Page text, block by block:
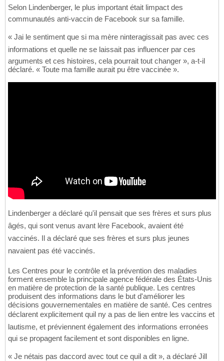
Selon Lindenberger, le plus important était limpact des
communautés anti-vaccin de Facebook sur sa famille.
« Jai le sentiment que si ma mère ninteragissait pas avec ces
informations et quelle ne se laissait pas influencer par ces
arguments et ces histoires, cela pourrait tout changer », a-t-il
déclaré. « Toute ma famille aurait pu être vaccinée ».
Lindenberger a déclaré qu'il pensait que ses frères et surs plus
âgés, qui sont venus avant lère Facebook, avaient été
vaccinés. Il a déclaré que ses frères et surs plus jeunes
navaient pas été vaccinés.
Les Centres pour le contrôle et la prévention des maladies
forment ensemble la principale agence fédérale des États-Unis
en matière de protection de la santé publique. Les centres
produisent des informations dans le but d'améliorer les
décisions gouvernementales en matière de santé. Ces centres
déclarent explicitement quil ny a pas de lien entre les vaccins et
lautisme, et préviennent également des informations erronées
qui se propagent facilement et sont disponibles en ligne.
« Je nétais pas daccord avec tout ce quil a dit », a déclaré Jill